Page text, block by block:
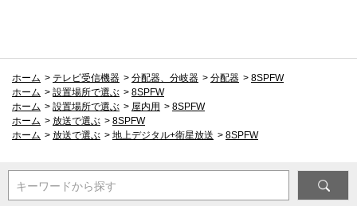
ホーム > テレビ受信機器 > 分配器、分岐器 > 分配器 > 8SPFW
ホーム > 設置場所で選ぶ > 8SPFW
ホーム > 設置場所で選ぶ > 屋内用 > 8SPFW
ホーム > 放送で選ぶ > 8SPFW
ホーム > 放送で選ぶ > 地上デジタル+衛星放送 > 8SPFW
キーワードから探す